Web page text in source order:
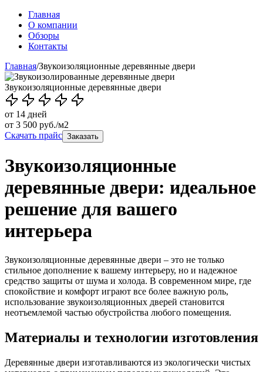
Главная
О компании
Обзоры
Контакты
Главная/Звукоизоляционные деревянные двери
Звукоизоляционные деревянные двери
от 14 дней
от 3 500 руб./м2
Скачать прайс Заказать
Звукоизоляционные
деревянные двери: идеальное
решение для вашего
интерьера
Звукоизоляционные деревянные двери – это не только
стильное дополнение к вашему интерьеру, но и надежное
средство защиты от шума и холода. В современном мире, где
спокойствие и комфорт играют все более важную роль,
использование звукоизоляционных дверей становится
неотъемлемой частью обустройства любого помещения.
Материалы и технологии изготовления
Деревянные двери изготавливаются из экологически чистых